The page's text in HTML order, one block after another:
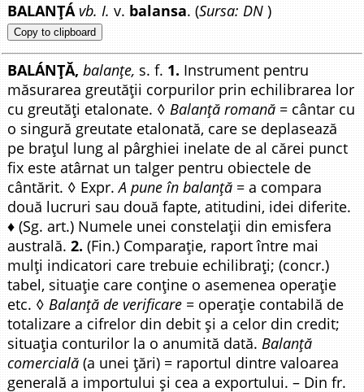
BALANȚÁ vb. I. v. balansa. (Sursa: DN )
Copy to clipboard
BALÁNȚĂ, balanțe, s. f. 1. Instrument pentru
măsurarea greutății corpurilor prin echilibrarea lor
cu greutăți etalonate. ◊ Balanță romană = cântar cu
o singură greutate etalonată, care se deplasează
pe brațul lung al pârghiei inelate de al cărei punct
fix este atârnat un talger pentru obiectele de
cântărit. ◊ Expr.A pune în balanță = a compara
două lucruri sau două fapte, atitudini, idei diferite.
♦ (Sg. art.) Numele unei constelații din emisfera
australă.2. (Fin.) Comparație, raport între mai
mulți indicatori care trebuie echilibrați; (concr.)
tabel, situație care conține o asemenea operație
etc. ◊ Balanță de verificare = operație contabilă de
totalizare a cifrelor din debit și a celor din credit;
situația conturilor la o anumită dată. Balanță
comercială (a unei țări) = raportul dintre valoarea
generală a importului și cea a exportului. – Din fr.